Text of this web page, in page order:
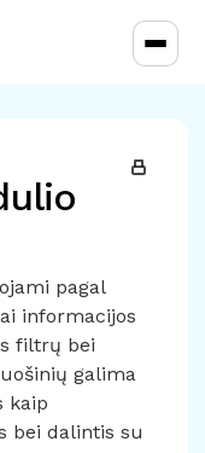
pagal
informacijos
filtrų bei
galima
kaip
bei dalintis su